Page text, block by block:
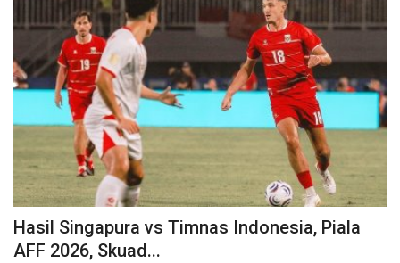
Hasil Singapura vs Timnas Indonesia, Piala
AFF 2026, Skuad...